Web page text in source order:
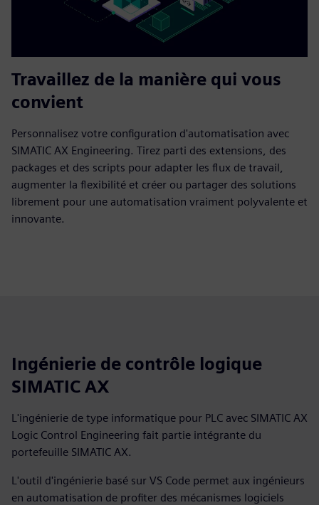
Travaillez de la manière qui vous
convient
Personnalisez votre configuration d'automatisation avec
SIMATIC AX Engineering. Tirez parti des extensions, des
packages et des scripts pour adapter les flux de travail,
augmenter la flexibilité et créer ou partager des solutions
librement pour une automatisation vraiment polyvalente et
innovante.
Ingénierie de contrôle logique
SIMATIC AX
L'ingénierie de type informatique pour PLC avec SIMATIC AX
Logic Control Engineering fait partie intégrante du
portefeuille SIMATIC AX.
L'outil d'ingénierie basé sur VS Code permet aux ingénieurs
en automatisation de profiter des mécanismes logiciels